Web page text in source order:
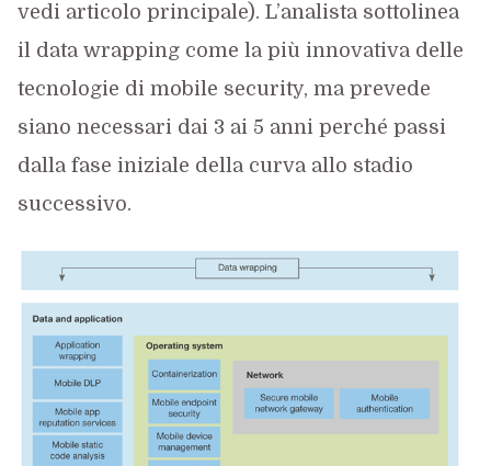
vedi articolo principale). L’analista sottolinea
il data wrapping come la più innovativa delle
tecnologie di mobile security, ma prevede
siano necessari dai 3 ai 5 anni perché passi
dalla fase iniziale della curva allo stadio
successivo.